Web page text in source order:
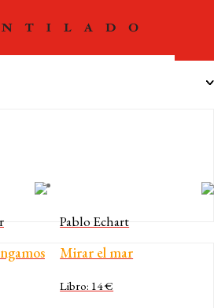
Pablo Echart
Mirar el mar
Libro: 14 €